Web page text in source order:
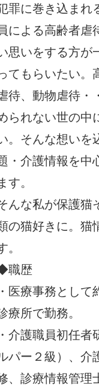
罪に巻き込まれ
による高齢者虐
思いをする方が
てもらいたい。
待、動物虐待・
られない世の中
。そんな想いを
・介護情報を中
す。
んな私が保護猫
の猫好きに。猫
。
職歴
・医療事務として
療所で勤務。
・介護職員初任
パー２級）、介
、診療情報管理